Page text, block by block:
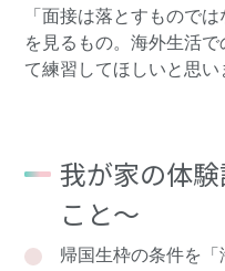
「面接は落とすもので
を見るもの。海外生活
て練習してほしいと思い
我が家の体
こと～
帰国生枠の条件を